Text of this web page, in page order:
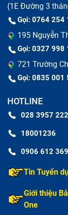
(1E Đường 3
Gọi: 0764 254
195 Nguyễn
Gọi: 0327 998
721 Trường
Gọi: 0835 001
HOTLINE
028 3957
18001236
0906 612
Tin Tuyển
Giới thiệu
One